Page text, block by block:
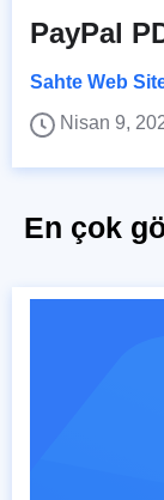
PayPal
Sahte Web
Nisan 9,
En çok